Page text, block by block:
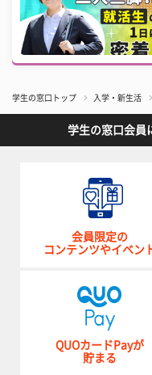
学生の窓口トップ 入学・新生活
学生の窓口会員
会員限定の
コンテンツやイベン
QUOカードPayが
貯まる